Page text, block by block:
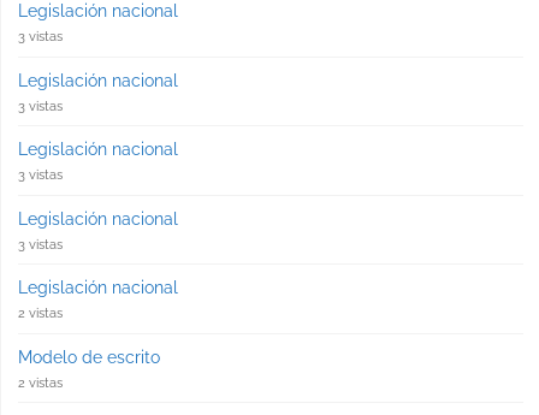
Legislación nacional
3 vistas
Legislación nacional
3 vistas
Legislación nacional
3 vistas
Legislación nacional
3 vistas
Legislación nacional
2 vistas
Modelo de escrito
2 vistas